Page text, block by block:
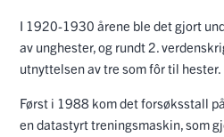
I 1920-1930 årene ble det gjort
av unghester, og rundt 2.
utnyttelsen av tre som fôr til hester.
Først i 1988 kom det forsøksstall
en datastyrt treningsmaskin, som